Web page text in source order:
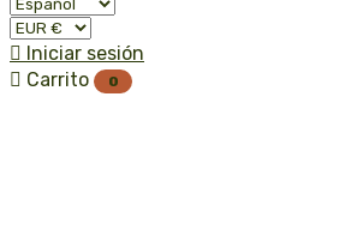
 Iniciar sesión
 Carrito 0